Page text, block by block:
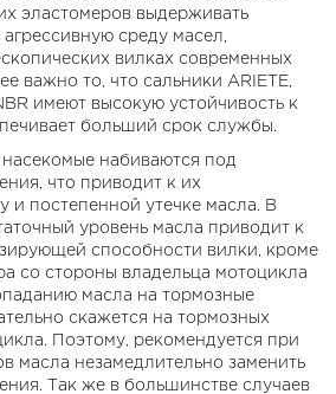
эластомеров выдерживать
среду масел,
вилках современных
важно то, что сальники ARIETE,
имеют высокую устойчивость к
больший срок службы.
набиваются под
что приводит к их
и постепенной утечке масла. В
уровень масла приводит к
способности вилки, кроме
со стороны владельца мотоцикла
масла на тормозные
скажется на тормозных
Поэтому, рекомендуется при
масла незамедлительно заменить
Так же в большинстве случаев